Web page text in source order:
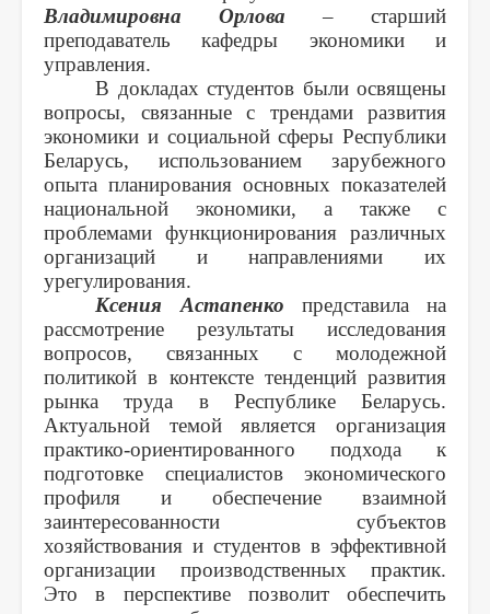
Владимировна Орлова – старший
преподаватель кафедры экономики и
управления.
В докладах студентов были освящены
вопросы, связанные с трендами развития
экономики и социальной сферы Республики
Беларусь, использованием зарубежного
опыта планирования основных показателей
национальной экономики, а также с
проблемами функционирования различных
организаций и направлениями их
урегулирования.
Ксения Астапенко представила на
рассмотрение результаты исследования
вопросов, связанных с молодежной
политикой в контексте тенденций развития
рынка труда в Республике Беларусь.
Актуальной темой является организация
практико-ориентированного подхода к
подготовке специалистов экономического
профиля и обеспечение взаимной
заинтересованности субъектов
хозяйствования и студентов в эффективной
организации производственных практик.
Это в перспективе позволит обеспечить